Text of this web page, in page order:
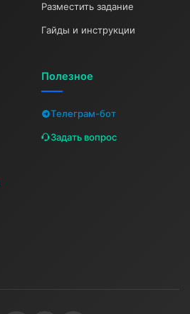
Разместить задание
Гайды и инструкции
Полезное
Телеграм-бот
Задать вопрос